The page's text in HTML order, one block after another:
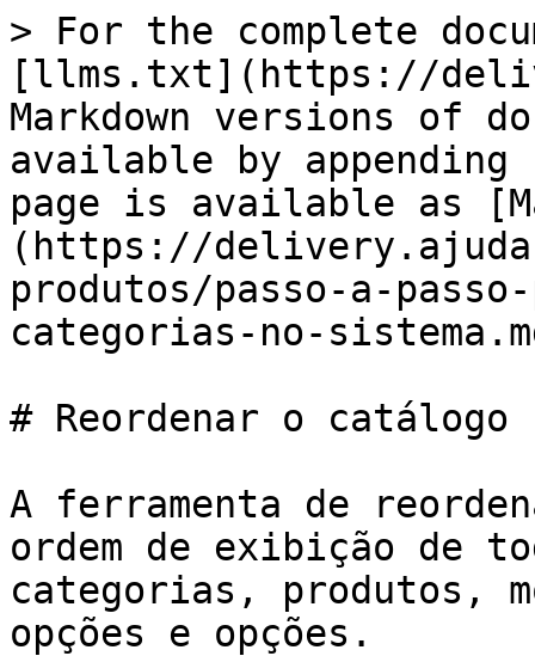
> For the complete
[llms.txt](https://
Markdown versions of
available by
page is available as
(https://
produtos/passo-a-
categorias-no-
# Reordenar o catálogo
A ferramenta de
ordem de exibição de
categorias, produtos,
opções e opções.